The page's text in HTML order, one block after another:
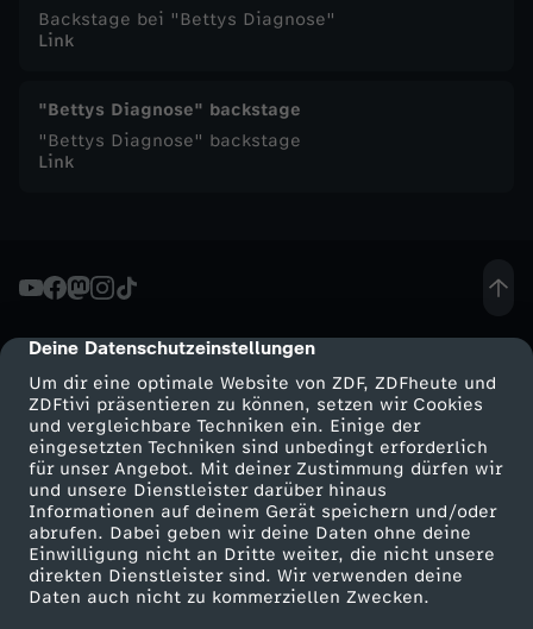
cmp-dialog-description
Deine Datenschutzeinstellungen
Um dir eine optimale Website von ZDF, ZDFheute und
ZDFtivi präsentieren zu können, setzen wir Cookies
und vergleichbare Techniken ein. Einige der
eingesetzten Techniken sind unbedingt erforderlich
für unser Angebot. Mit deiner Zustimmung dürfen wir
und unsere Dienstleister darüber hinaus
Informationen auf deinem Gerät speichern und/oder
abrufen. Dabei geben wir deine Daten ohne deine
Einwilligung nicht an Dritte weiter, die nicht unsere
direkten Dienstleister sind. Wir verwenden deine
Daten auch nicht zu kommerziellen Zwecken.
Backstage bei "Bettys Diagnose"
Link
"Bettys Diagnose" backstage
"Bettys Diagnose" backstage
Link
Mehr ZDF
ZDF-Apps
Smart TV
ZDFtext
Service
ZDFmitreden
Kontakt zum ZDF
Tickets